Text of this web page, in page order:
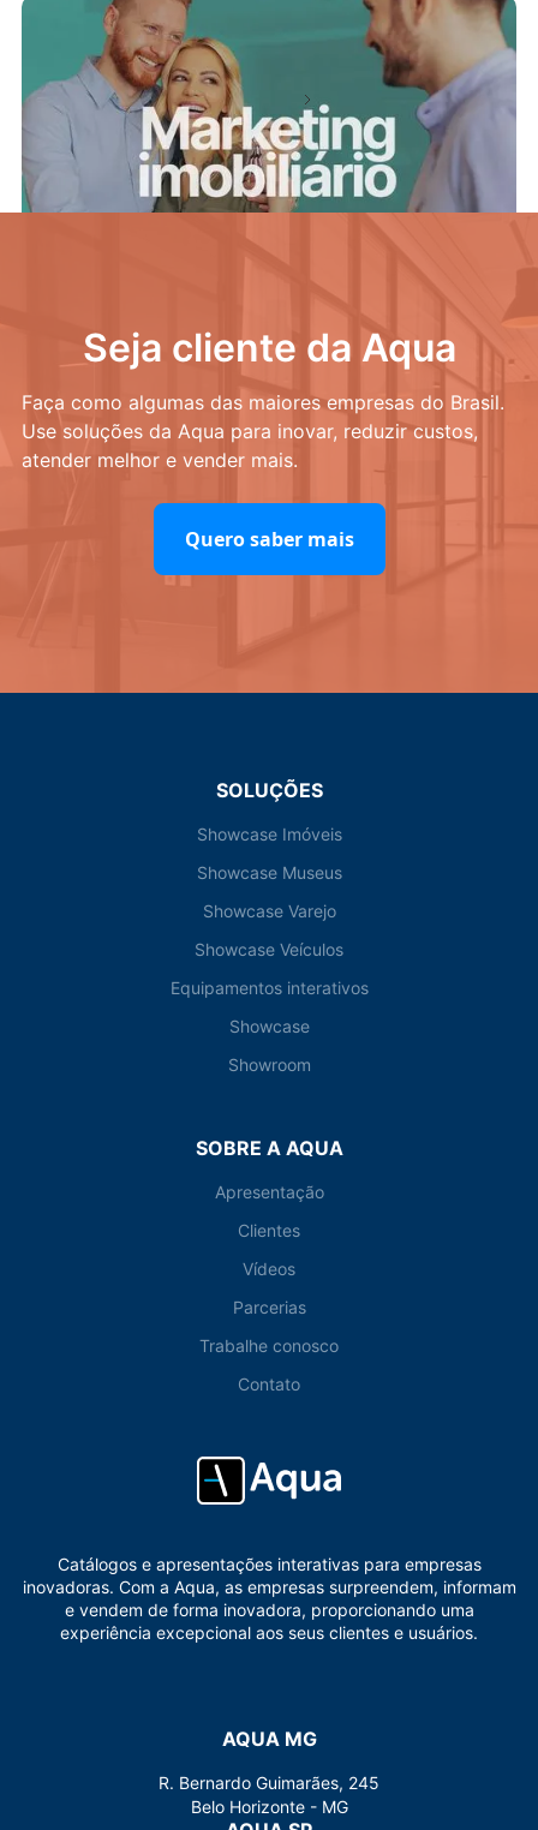
1/9/2023
Marketing Imobiliário: arte e ciência na venda
de imóveis
Próximo
Seja cliente da Aqua
Faça como algumas das maiores empresas do Brasil.
Use soluções da Aqua para inovar, reduzir custos,
atender melhor e vender mais.
Quero saber mais
SOLUÇÕES
Showcase Imóveis
Showcase Museus
Showcase Varejo
Showcase Veículos
Equipamentos interativos
Showcase
Showroom
SOBRE A AQUA
Apresentação
Clientes
Vídeos
Parcerias
Trabalhe conosco
Contato
Catálogos e apresentações interativas para empresas
inovadoras. Com a Aqua, as empresas surpreendem, informam
e vendem de forma inovadora, proporcionando uma
experiência excepcional aos seus clientes e usuários.
AQUA MG
R. Bernardo Guimarães, 245
Belo Horizonte - MG